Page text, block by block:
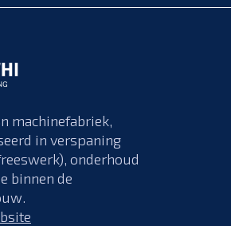
machinefabriek,
in verspaning
onderhoud
binnen de